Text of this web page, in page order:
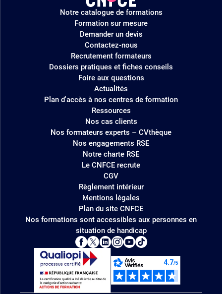
Logo
site
Notre catalogue de formations
Formation sur mesure
Demander un devis
Contactez-nous
Recrutement formateurs
Dossiers pratiques et fiches conseils
Foire aux questions
Actualités
Plan d'accès à nos centres de formation
Ressources
Nos cas clients
Nos formateurs experts – CVthèque
Nos engagements RSE
Notre charte RSE
Le CNFCE recrute
CGV
Règlement intérieur
Mentions légales
Plan du site CNFCE
Nos formations sont accessibles aux personnes en
situation de handicap